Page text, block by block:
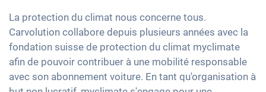
La protection du climat nous concerne tous.
Carvolution collabore depuis plusieurs années avec la
fondation suisse de protection du climat myclimate
afin de pouvoir contribuer à une mobilité responsable
avec son abonnement voiture. En tant qu'organisation à